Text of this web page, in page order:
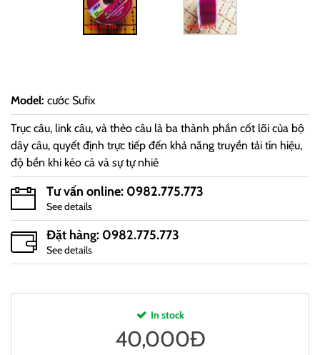
Model: cước Sufix
Trục câu, link câu, và thẻo câu là ba thành phần cốt lõi của bộ
dây câu, quyết định trực tiếp đến khả năng truyền tải tín hiệu,
độ bền khi kéo cá và sự tự nhiê
Tư vấn online: 0982.775.773
See details
Đặt hàng: 0982.775.773
See details
In stock
40,000Đ